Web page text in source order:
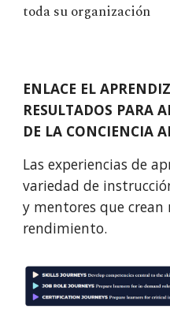
toda su organización
ENLACE EL
RESULTADOS PARA
DE LA CONCIENCIA
Las experiencias de
variedad de
y mentores que crean
rendimiento.